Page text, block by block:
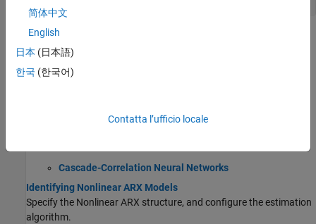
Argomenti
Understand the structure of a nonlinear ARX model.
Choose from sigmoid, wavelet, tree partition, linear, neural, and
Cascade-Correlation Neural Networks
Identifying Nonlinear ARX Models
Specify the Nonlinear ARX structure, and configure the estimation
algorithm.
简体中文
English
日本 (日本語)
한국 (한국어)
Contatta l’ufficio locale